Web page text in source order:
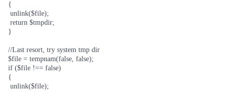
  {
   unlink($file);
   return $tmpdir;
  }
  //Last resort, try system tmp dir
  $file = tempnam(false, false);
  if ($file !== false)
  {
   unlink($file);